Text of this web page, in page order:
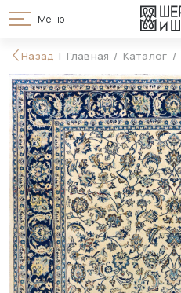
Меню
915 990 ₽ 1 078 990 ₽
Назад Главная Каталог